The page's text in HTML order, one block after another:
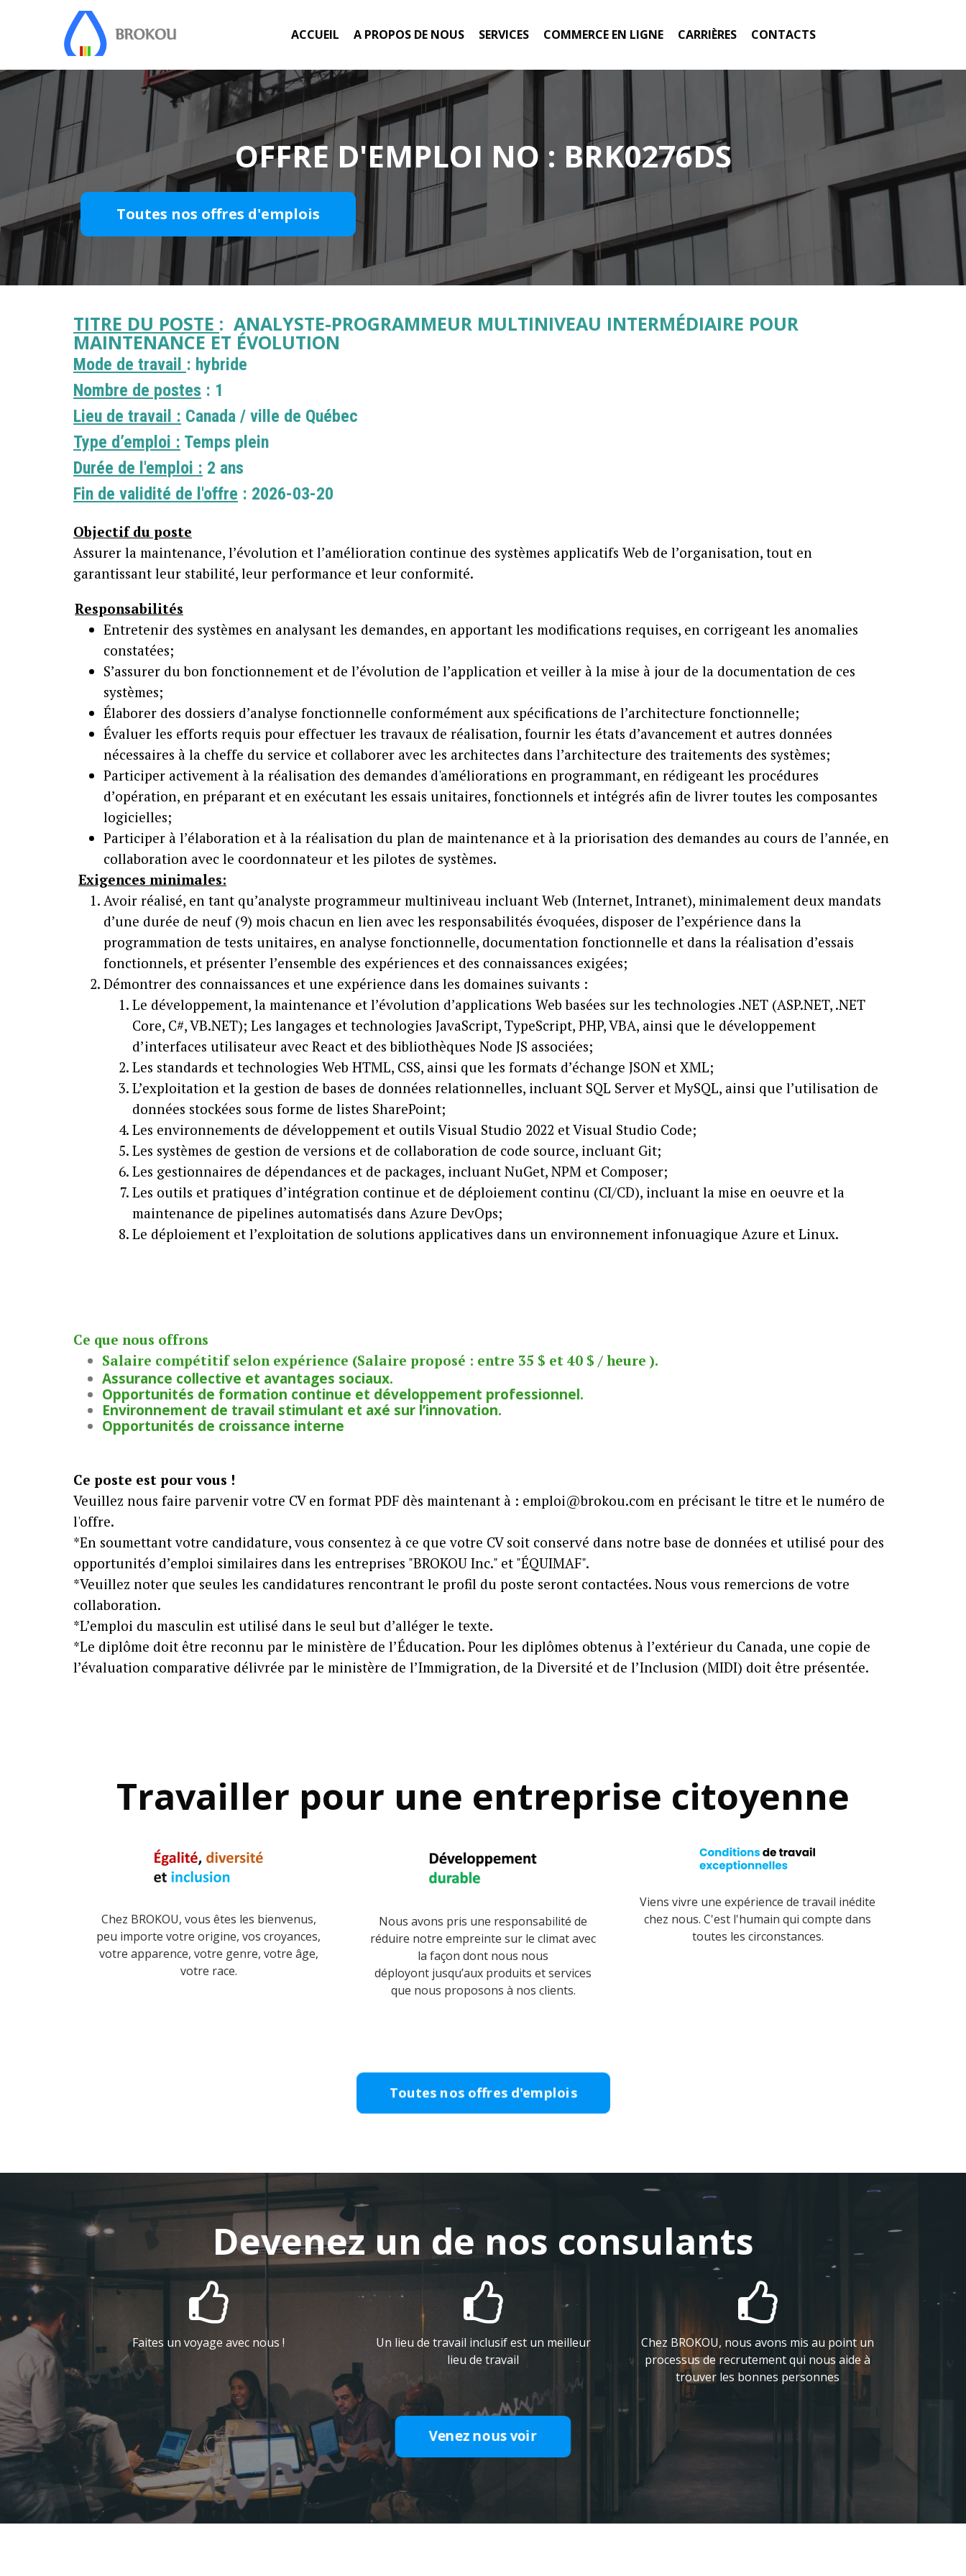
ACCUEIL A PROPOS DE NOUS SERVICES COMMERCE EN LIGNE CARRIÈRES CONTACTS
OFFRE D'EMPLOI NO : BRK0276DS
Toutes nos offres d'emplois
TITRE DU POSTE : ANALYSTE-PROGRAMMEUR MULTINIVEAU INTERMÉDIAIRE POUR
MAINTENANCE ET ÉVOLUTION
Mode de travail : hybride
Nombre de postes : 1
Lieu de travail : Canada / ville de Québec
Type d’emploi : Temps plein
Durée de l'emploi : 2 ans
Fin de validité de l'offre : 2026-03-20
Objectif du poste
Assurer la maintenance, l’évolution et l’amélioration continue des systèmes applicatifs Web de l’organisation, tout en
garantissant leur stabilité, leur performance et leur conformité.
Responsabilités
Entretenir des systèmes en analysant les demandes, en apportant les modifications requises, en corrigeant les anomalies
constatées;
S’assurer du bon fonctionnement et de l’évolution de l’application et veiller à la mise à jour de la documentation de ces
systèmes;
Élaborer des dossiers d’analyse fonctionnelle conformément aux spécifications de l’architecture fonctionnelle;
Évaluer les efforts requis pour effectuer les travaux de réalisation, fournir les états d’avancement et autres données
nécessaires à la cheffe du service et collaborer avec les architectes dans l’architecture des traitements des systèmes;
Participer activement à la réalisation des demandes d'améliorations en programmant, en rédigeant les procédures
d’opération, en préparant et en exécutant les essais unitaires, fonctionnels et intégrés afin de livrer toutes les composantes
logicielles;
Participer à l’élaboration et à la réalisation du plan de maintenance et à la priorisation des demandes au cours de l’année, en
collaboration avec le coordonnateur et les pilotes de systèmes.
Exigences minimales:
Avoir réalisé, en tant qu’analyste programmeur multiniveau incluant Web (Internet, Intranet), minimalement deux mandats
d’une durée de neuf (9) mois chacun en lien avec les responsabilités évoquées, disposer de l’expérience dans la
programmation de tests unitaires, en analyse fonctionnelle, documentation fonctionnelle et dans la réalisation d’essais
fonctionnels, et présenter l’ensemble des expériences et des connaissances exigées;
Démontrer des connaissances et une expérience dans les domaines suivants :
Le développement, la maintenance et l’évolution d’applications Web basées sur les technologies .NET (ASP.NET, .NET
Core, C#, VB.NET); Les langages et technologies JavaScript, TypeScript, PHP, VBA, ainsi que le développement
d’interfaces utilisateur avec React et des bibliothèques Node JS associées;
Les standards et technologies Web HTML, CSS, ainsi que les formats d’échange JSON et XML;
L’exploitation et la gestion de bases de données relationnelles, incluant SQL Server et MySQL, ainsi que l’utilisation de
données stockées sous forme de listes SharePoint;
Les environnements de développement et outils Visual Studio 2022 et Visual Studio Code;
Les systèmes de gestion de versions et de collaboration de code source, incluant Git;
Les gestionnaires de dépendances et de packages, incluant NuGet, NPM et Composer;
Les outils et pratiques d’intégration continue et de déploiement continu (CI/CD), incluant la mise en oeuvre et la
maintenance de pipelines automatisés dans Azure DevOps;
Le déploiement et l’exploitation de solutions applicatives dans un environnement infonuagique Azure et Linux.
Ce que nous offrons
Salaire compétitif selon expérience (Salaire proposé : entre 35 $ et 40 $ / heure ).
Assurance collective et avantages sociaux.
Opportunités de formation continue et développement professionnel.
Environnement de travail stimulant et axé sur l’innovation.
Opportunités de croissance interne
Ce poste est pour vous !
Veuillez nous faire parvenir votre CV en format PDF dès maintenant à : emploi@brokou.com en précisant le titre et le numéro de
l'offre.
*En soumettant votre candidature, vous consentez à ce que votre CV soit conservé dans notre base de données et utilisé pour des
opportunités d’emploi similaires dans les entreprises "BROKOU Inc." et "ÉQUIMAF".
*Veuillez noter que seules les candidatures rencontrant le profil du poste seront contactées. Nous vous remercions de votre
collaboration.
*L’emploi du masculin est utilisé dans le seul but d’alléger le texte.
*Le diplôme doit être reconnu par le ministère de l’Éducation. Pour les diplômes obtenus à l’extérieur du Canada, une copie de
l’évaluation comparative délivrée par le ministère de l’Immigration, de la Diversité et de l’Inclusion (MIDI) doit être présentée.
Travailler pour une entreprise citoyenne
Chez BROKOU, vous êtes les bienvenus,
peu importe votre origine, vos croyances,
votre apparence, votre genre, votre âge,
votre race.
Nous avons pris une responsabilité de
réduire notre empreinte sur le climat avec
la façon dont nous nous
déployont jusqu’aux produits et services
que nous proposons à nos clients.
Viens vivre une expérience de travail inédite
chez nous. C'est l'humain qui compte dans
toutes les circonstances.
Devenez un de nos consulants

Faites un voyage avec nous !

Un lieu de travail inclusif est un meilleur
lieu de travail

Chez BROKOU, nous avons mis au point un
processus de recrutement qui nous aide à
trouver les bonnes personnes